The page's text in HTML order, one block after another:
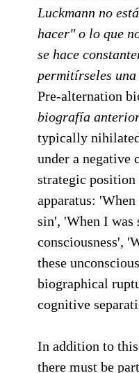
Luckmann no
hacer" o lo que
se hace
permitírseles
Pre-alternation
biografía
typically
under a negative
strategic
apparatus:
sin', 'When I was
consciousness',
these
biographical
cognitive
In addition to
there must be